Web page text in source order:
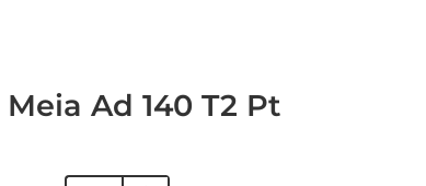
Ad 140 T2 Pt